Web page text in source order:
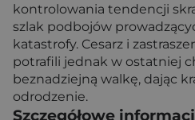
kontrolowania tendencji
szlak podbojów
katastrofy. Cesarz i
potrafili jednak w ostatniej
beznadziejną walkę, dając
odrodzenie.
Szczegółowe